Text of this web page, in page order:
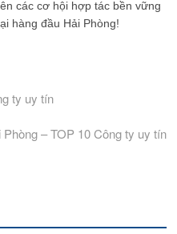
các cơ hội hợp tác bền vững
hàng đầu Hải Phòng!
ty uy tín
– TOP 10 Công ty uy tín